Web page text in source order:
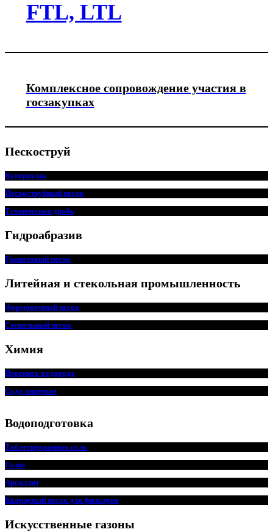
FTL, LTL
Комплексное сопровождение участия в
госзакупках
Пескоструй
Купершлак
Пескоструйный песок
Техническая дробь
Гидроабразив
Гранатовый песок
Литейная и стекольная промышленность
Формовочный песок
Стекольный песок
Химия
Перекись водорода
Сода пищевая
Водоподготовка
Таблетированная соль
Галит
Аргиллит
Кварцевый песок для фильтров
Искусственные газоны